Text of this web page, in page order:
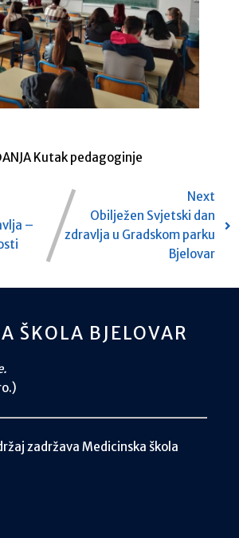
Kutak pedagoginje
–
Next
Obilježen Svjetski dan
zdravlja u Gradskom parku
Bjelovar
ŠKOLA BJELOVAR
zadržava Medicinska škola